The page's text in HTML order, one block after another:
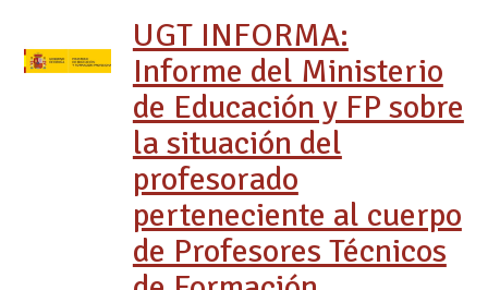
UGT INFORMA:
Informe del Ministerio
de Educación y FP sobre
la situación del
profesorado
perteneciente al cuerpo
de Profesores Técnicos